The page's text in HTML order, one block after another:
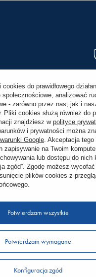
do prawidłowego
analizować
- zarówno przez nas, jak i
Pliki cookies służą również do
znajdziesz w polityce
i prywatności można
Google. Akceptacja
zapisywanie na Twoim
lub dostępu do nich
zgód”. Zgodę możesz
plików cookies z
Potwierdzam wymagane
Konfiguracja zgód
Potwierdzam wszystkie